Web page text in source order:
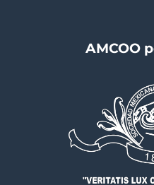
AMCOO